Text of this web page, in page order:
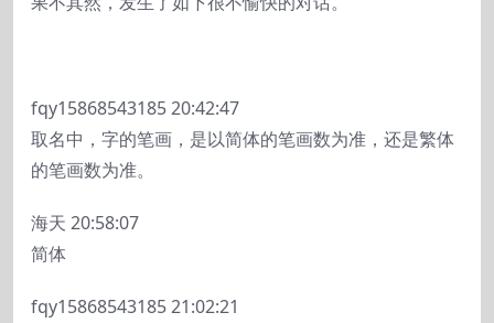
fqy1586854318520:42:47
取名中，字的笔画，是以简体的笔画数为准，还是繁体
的笔画数为准。
海天 20:58:07
简体
fqy1586854318521:02:21